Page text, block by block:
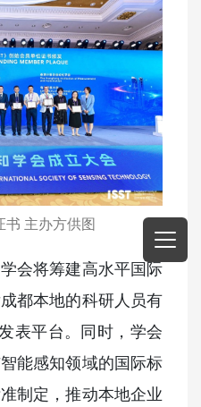
书 主办方供图
会将筹建高水平国际
都本地的科研人员有
表平台。同时，学会
能感知领域的国际标
制定，推动本地企业